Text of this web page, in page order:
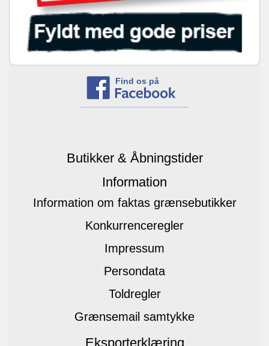
Find os på
Butikker & Åbningstider
Information
Information om faktas grænsebutikker
Konkurrenceregler
Impressum
Persondata
Toldregler
Grænsemail samtykke
Eksporterklæring